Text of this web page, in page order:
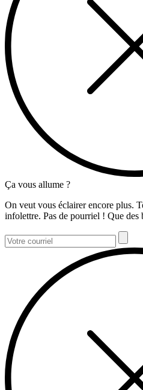
Ça vous allume ?
On veut vous éclairer encore plus.
infolettre. Pas de pourriel ! Que des